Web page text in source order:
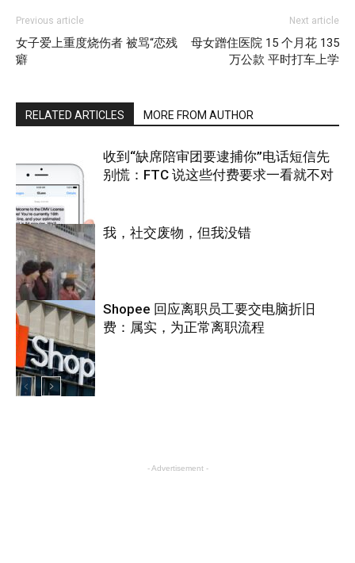
Previous article
女子爱上重度烧伤者 被骂“恋残
癖
Next article
母女蹭住医院 15 个月花 135
万公款 平时打车上学
RELATED ARTICLES MORE FROM AUTHOR
互联网
收到“缺席陪审团要逮捕你”电话短信先
别慌：FTC 说这些付费要求一看就不对
探索
我，社交废物，但我没错
Shopee 回应离职员工要交电脑折旧
费：属实，为正常离职流程
- Advertisement -